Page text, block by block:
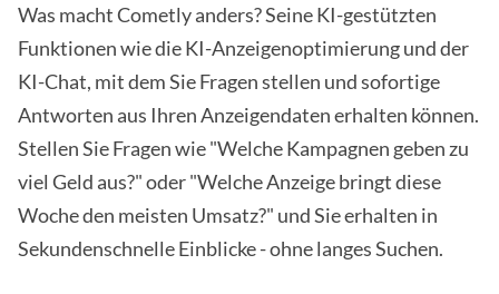
Was macht Cometly anders? Seine KI-gestützten
Funktionen wie die KI-Anzeigenoptimierung und der
KI-Chat, mit dem Sie Fragen stellen und sofortige
Antworten aus Ihren Anzeigendaten erhalten können.
Stellen Sie Fragen wie "Welche Kampagnen geben zu
viel Geld aus?" oder "Welche Anzeige bringt diese
Woche den meisten Umsatz?" und Sie erhalten in
Sekundenschnelle Einblicke - ohne langes Suchen.